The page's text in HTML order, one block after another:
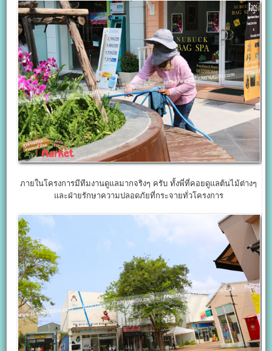
ภายในโครงการมีทีมงานดูแลมากจริงๆ ครับ ทั้งพี่ที่คอยดูแลต้นไม้ต่างๆ
และฝ่ายรักษาความปลอดภัยที่กระจายทั่วโครงการ